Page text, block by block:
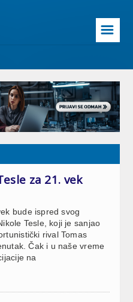
☰
za 21. vek
bude ispred svog
Tesle, koji je sanjao
rival Tomas
Čak i u naše vreme
na